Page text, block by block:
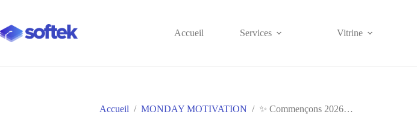
Accueil Services Vitrine
Accueil / MONDAY MOTIVATION / ✨ Commençons 2026…